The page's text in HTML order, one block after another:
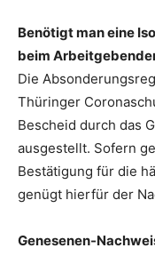
Benötigt man eine
beim
Die
Thüringer
Bescheid durch das
ausgestellt. Sofern
Bestätigung für die
genügt hierfür der
Genesenen-